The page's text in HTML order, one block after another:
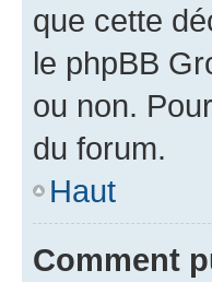
que cette
le phpBB
ou non.
du forum.
Haut
Comment